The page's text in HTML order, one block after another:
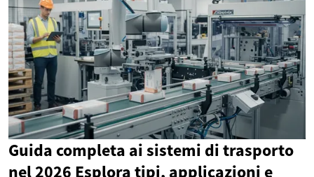
Guida completa ai sistemi di trasporto
nel 2026 Esplora tipi, applicazioni e